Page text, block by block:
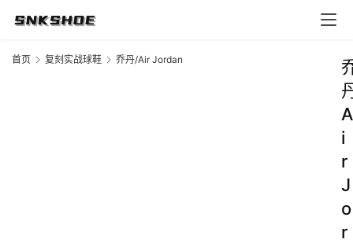
首页 复刻实战球鞋 乔丹/Air Jordan
A
i
r
J
o
r